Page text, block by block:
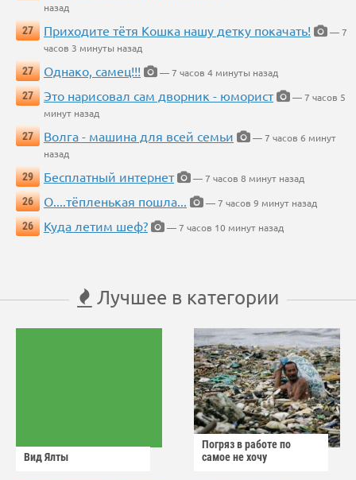
назад
27
Приходите тётя Кошка нашу детку покачать!
— 7
часов 3 минуты назад
27
Однако, самец!!!
— 7 часов 4 минуты назад
27
Это нарисовал сам дворник - юморист
— 7 часов 5
минут назад
27
Волга - машина для всей семьи
— 7 часов 6 минут
назад
29
Бесплатный интернет
— 7 часов 8 минут назад
26
О....тёпленькая пошла...
— 7 часов 9 минут назад
26
Куда летим шеф? — 7 часов 10 минут назад
Лучшее в категории
Вид Ялты
Погряз в работе по
самое не хочу